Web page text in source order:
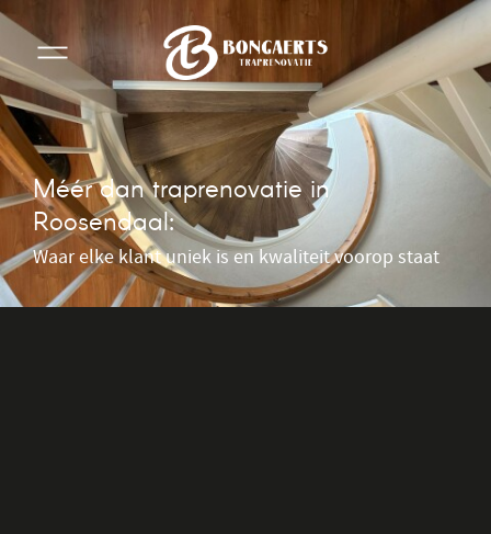
Méér dan traprenovatie in
Roosendaal:
Waar elke klant uniek is en kwaliteit voorop staat